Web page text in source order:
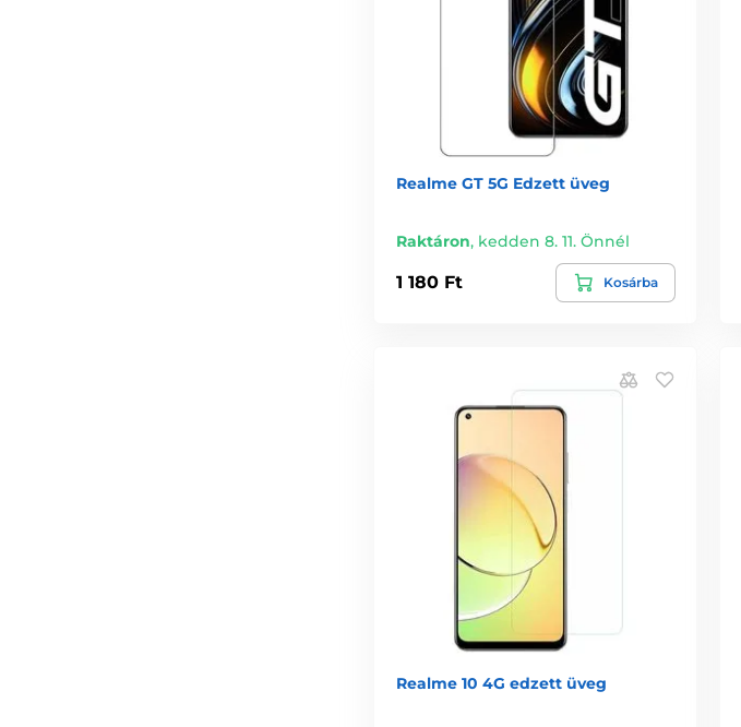
Realme GT 5G Edzett üveg
Raktáron, kedden 8. 11. Önnél
1 180 Ft Kosárba
Realme 10 4G edzett üveg